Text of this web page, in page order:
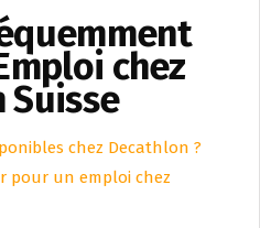
chez
Suisse
chez Decathlon ?
pour un emploi chez